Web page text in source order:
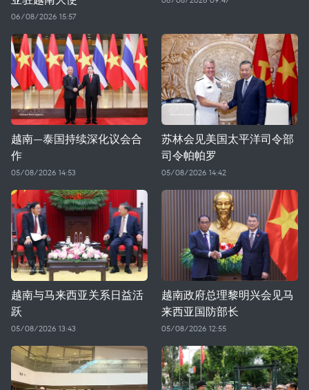
06/08/2026 15:57
越南—泰国持续深化议会合
作
05/08/2026 14:53
苏林会见美国太平洋司令部
司令帕帕罗
05/08/2026 14:42
越南与马来西亚关系日益活
跃
05/08/2026 13:43
越南政府总理黎明兴会见马
来西亚国防部长
05/08/2026 12:55